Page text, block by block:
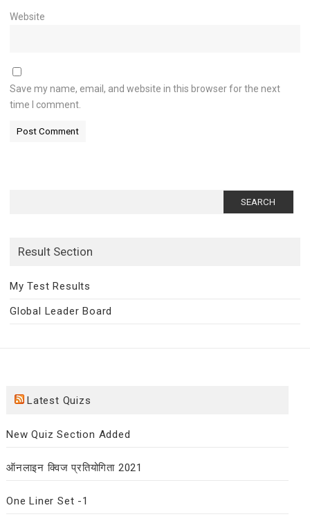
Website
Save my name, email, and website in this browser for the next
time I comment.
Result Section
My Test Results
Global Leader Board
Latest Quizs
New Quiz Section Added
ऑनलाइन क्विज प्रतियोगिता 2021
One Liner Set -1